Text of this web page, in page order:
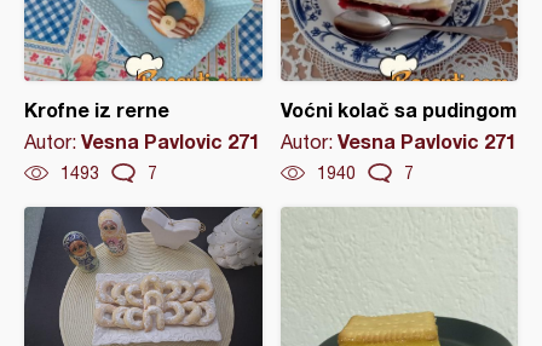
Krofne iz rerne
Autor: Vesna Pavlovic 271
1493 7
Voćni kolač sa pudingom
Autor: Vesna Pavlovic 271
1940 7